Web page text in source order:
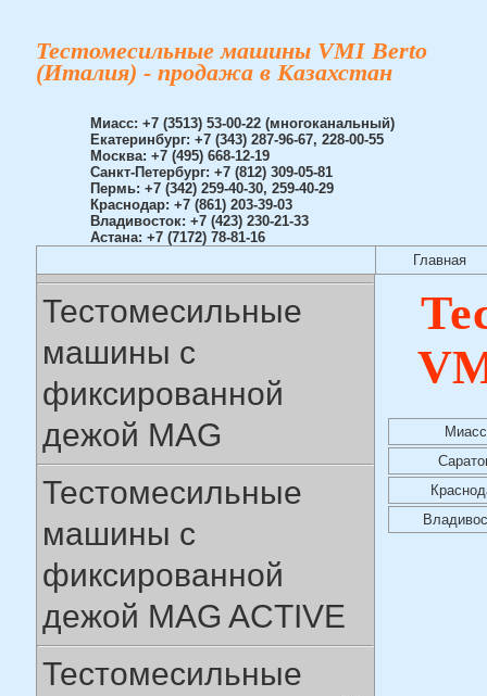
Тестомесильные машины VMI Berto
(Италия) - продажа в Казахстан
Миасс: +7 (3513) 53-00-22 (многоканальный)
Екатеринбург: +7 (343) 287-96-67, 228-00-55
Москва: +7 (495) 668-12-19
Санкт-Петербург: +7 (812) 309-05-81
Пермь: +7 (342) 259-40-30, 259-40-29
Краснодар: +7 (861) 203-39-03
Владивосток: +7 (423) 230-21-33
Астана: +7 (7172) 78-81-16
Главная
Тестомесильные
машины с
фиксированной
дежой MAG
Тестомесильные
машины с
фиксированной
дежой MAG ACTIVE
Тестомесильные
Миасс